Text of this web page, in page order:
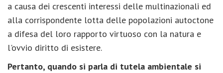
a causa dei crescenti interessi delle multinazionali ed
alla corrispondente lotta delle popolazioni autoctone
a difesa del loro rapporto virtuoso con la natura e
l'ovvio diritto di esistere.
Pertanto, quando si parla di tutela ambientale si